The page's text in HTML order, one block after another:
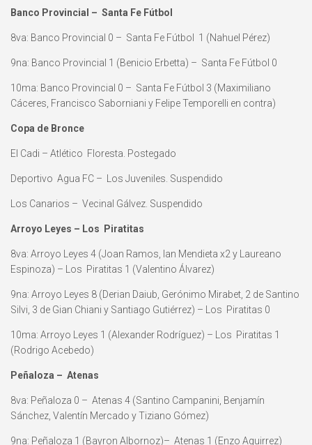
Banco Provincial – Santa Fe Fútbol
8va: Banco Provincial 0 – Santa Fe Fútbol 1 (Nahuel Pérez)
9na: Banco Provincial 1 (Benicio Erbetta) – Santa Fe Fútbol 0
10ma: Banco Provincial 0 – Santa Fe Fútbol 3 (Maximiliano
Cáceres, Francisco Saborniani y Felipe Temporelli en contra)
Copa de Bronce
El Cadi – Atlético Floresta. Postegado
Deportivo Agua FC – Los Juveniles. Suspendido
Los Canarios – Vecinal Gálvez. Suspendido
Arroyo Leyes – Los Piratitas
8va: Arroyo Leyes 4 (Joan Ramos, Ian Mendieta x2 y Laureano
Espinoza) – Los Piratitas 1 (Valentino Álvarez)
9na: Arroyo Leyes 8 (Derian Daiub, Gerónimo Mirabet, 2 de Santino
Silvi, 3 de Gian Chiani y Santiago Gutiérrez) – Los Piratitas 0
10ma: Arroyo Leyes 1 (Alexander Rodríguez) – Los Piratitas 1
(Rodrigo Acebedo)
Peñaloza – Atenas
8va: Peñaloza 0 – Atenas 4 (Santino Campanini, Benjamín
Sánchez, Valentín Mercado y Tiziano Gómez)
9na: Peñaloza 1 (Bayron Albornoz)– Atenas 1 (Enzo Aguirrez)